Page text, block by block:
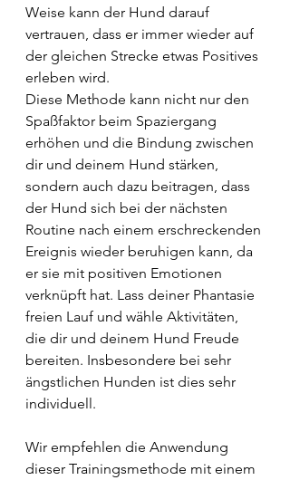
Weise kann der Hund darauf
vertrauen, dass er immer wieder auf
der gleichen Strecke etwas Positives
erleben wird.
Diese Methode kann nicht nur den
Spaßfaktor beim Spaziergang
erhöhen und die Bindung zwischen
dir und deinem Hund stärken,
sondern auch dazu beitragen, dass
der Hund sich bei der nächsten
Routine nach einem erschreckenden
Ereignis wieder beruhigen kann, da
er sie mit positiven Emotionen
verknüpft hat. Lass deiner Phantasie
freien Lauf und wähle Aktivitäten,
die dir und deinem Hund Freude
bereiten. Insbesondere bei sehr
ängstlichen Hunden ist dies sehr
individuell.
Wir empfehlen die Anwendung
dieser Trainingsmethode mit einem